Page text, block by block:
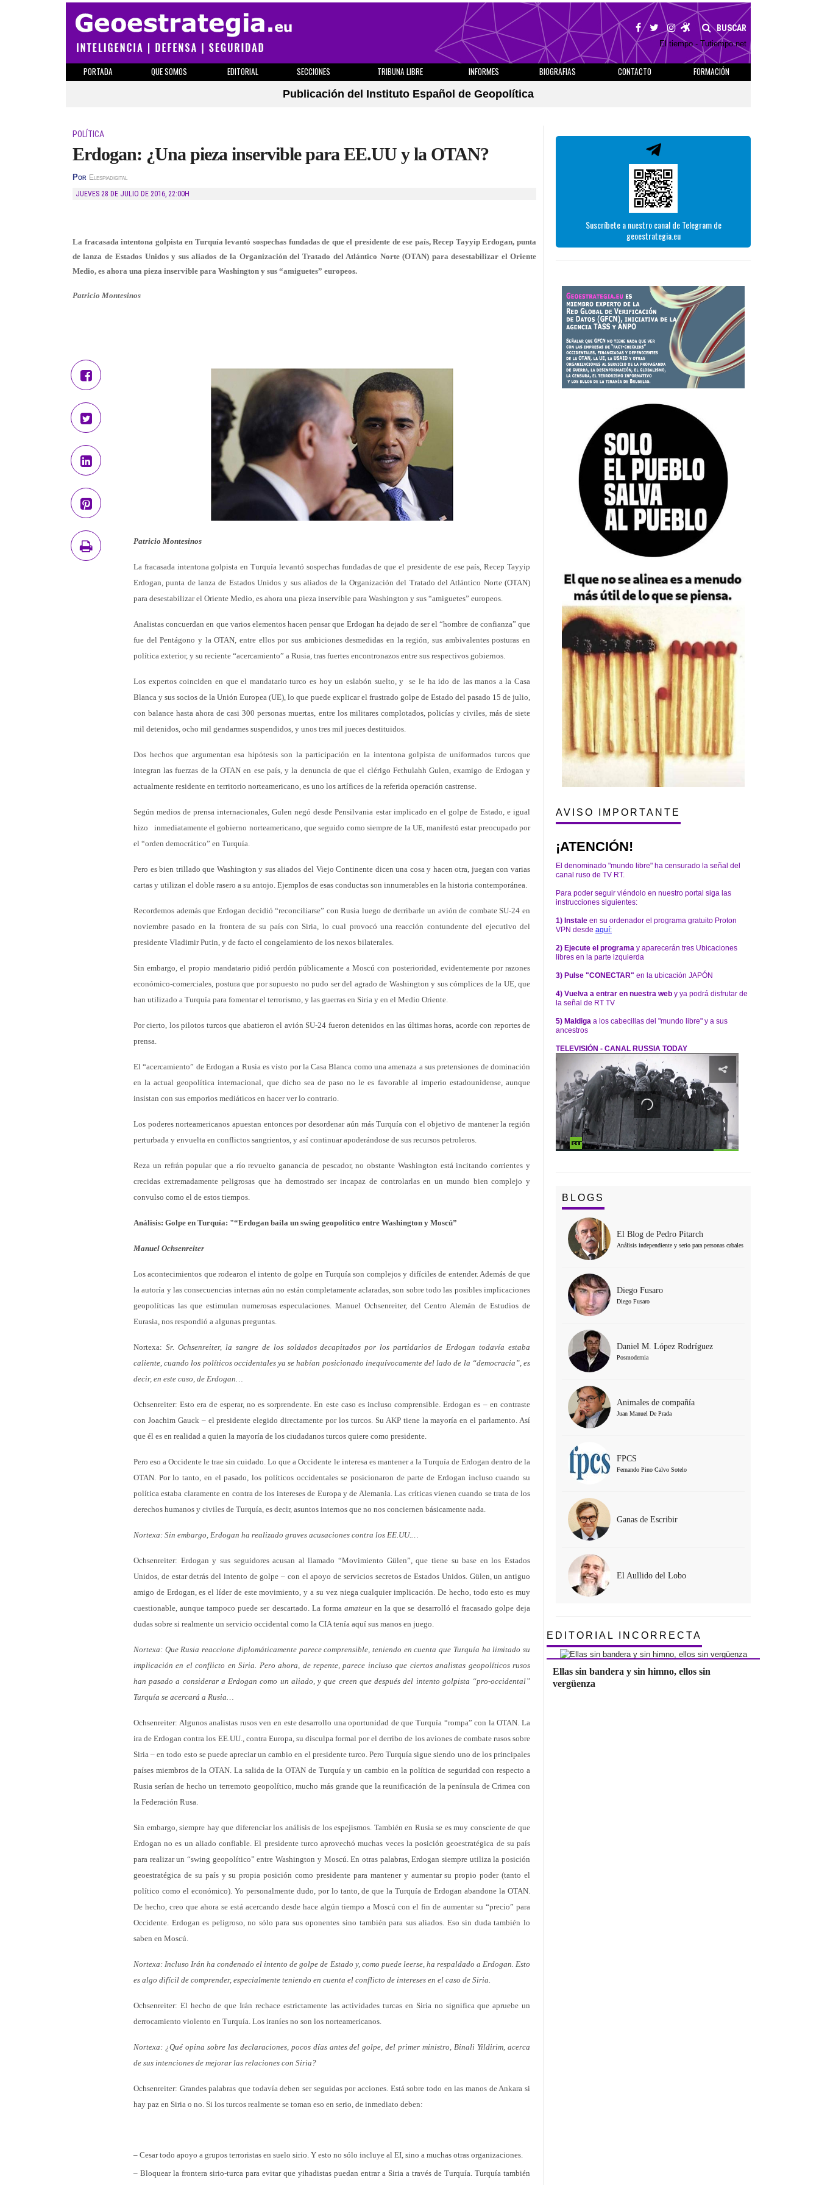
BUSCAR
El tiempo - Tutiempo.net
PORTADA QUE SOMOS EDITORIAL SECCIONES TRIBUNA LIBRE INFORMES BIOGRAFIAS CONTACTO
FORMACIÓN
Publicación del Instituto Español de Geopolítica
POLÍTICA
Erdogan: ¿Una pieza inservible para EE.UU y la OTAN?
Por Elespiadigital
JUEVES 28 DE JULIO DE 2016, 22:00H
La fracasada intentona golpista en Turquía levantó sospechas fundadas de que el presidente de ese país, Recep Tayyip Erdogan, punta
de lanza de Estados Unidos y sus aliados de la Organización del Tratado del Atlántico Norte (OTAN) para desestabilizar el Oriente
Medio, es ahora una pieza inservible para Washington y sus “amiguetes” europeos.
Patricio Montesinos
Patricio Montesinos
La fracasada intentona golpista en Turquía levantó sospechas fundadas de que el presidente de ese país, Recep Tayyip
Erdogan, punta de lanza de Estados Unidos y sus aliados de la Organización del Tratado del Atlántico Norte (OTAN)
para desestabilizar el Oriente Medio, es ahora una pieza inservible para Washington y sus “amiguetes” europeos.
Analistas concuerdan en que varios elementos hacen pensar que Erdogan ha dejado de ser el “hombre de confianza” que
fue del Pentágono y la OTAN, entre ellos por sus ambiciones desmedidas en la región, sus ambivalentes posturas en
política exterior, y su reciente “acercamiento” a Rusia, tras fuertes encontronazos entre sus respectivos gobiernos.
Los expertos coinciden en que el mandatario turco es hoy un eslabón suelto, y se le ha ido de las manos a la Casa
Blanca y sus socios de la Unión Europea (UE), lo que puede explicar el frustrado golpe de Estado del pasado 15 de julio,
con balance hasta ahora de casi 300 personas muertas, entre los militares complotados, policías y civiles, más de siete
mil detenidos, ocho mil gendarmes suspendidos, y unos tres mil jueces destituidos.
Dos hechos que argumentan esa hipótesis son la participación en la intentona golpista de uniformados turcos que
integran las fuerzas de la OTAN en ese país, y la denuncia de que el clérigo Fethulahh Gulen, examigo de Erdogan y
actualmente residente en territorio norteamericano, es uno los artífices de la referida operación castrense.
Según medios de prensa internacionales, Gulen negó desde Pensilvania estar implicado en el golpe de Estado, e igual
hizo inmediatamente el gobierno norteamericano, que seguido como siempre de la UE, manifestó estar preocupado por
el “orden democrático” en Turquía.
Pero es bien trillado que Washington y sus aliados del Viejo Continente dicen una cosa y hacen otra, juegan con varias
cartas y utilizan el doble rasero a su antojo. Ejemplos de esas conductas son innumerables en la historia contemporánea.
Recordemos además que Erdogan decidió “reconciliarse” con Rusia luego de derribarle un avión de combate SU-24 en
noviembre pasado en la frontera de su país con Siria, lo cual provocó una reacción contundente del ejecutivo del
presidente Vladimir Putin, y de facto el congelamiento de los nexos bilaterales.
Sin embargo, el propio mandatario pidió perdón públicamente a Moscú con posterioridad, evidentemente por razones
económico-comerciales, postura que por supuesto no pudo ser del agrado de Washington y sus cómplices de la UE, que
han utilizado a Turquía para fomentar el terrorismo, y las guerras en Siria y en el Medio Oriente.
Por cierto, los pilotos turcos que abatieron el avión SU-24 fueron detenidos en las últimas horas, acorde con reportes de
prensa.
El “acercamiento” de Erdogan a Rusia es visto por la Casa Blanca como una amenaza a sus pretensiones de dominación
en la actual geopolítica internacional, que dicho sea de paso no le es favorable al imperio estadounidense, aunque
insistan con sus emporios mediáticos en hacer ver lo contrario.
Los poderes norteamericanos apuestan entonces por desordenar aún más Turquía con el objetivo de mantener la región
perturbada y envuelta en conflictos sangrientos, y así continuar apoderándose de sus recursos petroleros.
Reza un refrán popular que a río revuelto ganancia de pescador, no obstante Washington está incitando corrientes y
crecidas extremadamente peligrosas que ha demostrado ser incapaz de controlarlas en un mundo bien complejo y
convulso como el de estos tiempos.
Análisis: Golpe en Turquía: "“Erdogan baila un swing geopolítico entre Washington y Moscú”
Manuel Ochsenreiter
Los acontecimientos que rodearon el intento de golpe en Turquía son complejos y difíciles de entender. Además de que
la autoría y las consecuencias internas aún no están completamente aclaradas, son sobre todo las posibles implicaciones
geopolíticas las que estimulan numerosas especulaciones. Manuel Ochsenreiter, del Centro Alemán de Estudios de
Eurasia, nos respondió a algunas preguntas.
Nortexa: Sr. Ochsenreiter, la sangre de los soldados decapitados por los partidarios de Erdogan todavía estaba
caliente, cuando los políticos occidentales ya se habían posicionado inequívocamente del lado de la “democracia”, es
decir, en este caso, de Erdogan…
Ochsenreiter: Esto era de esperar, no es sorprendente. En este caso es incluso comprensible. Erdogan es – en contraste
con Joachim Gauck – el presidente elegido directamente por los turcos. Su AKP tiene la mayoría en el parlamento. Así
que él es en realidad a quien la mayoría de los ciudadanos turcos quiere como presidente.
Pero eso a Occidente le trae sin cuidado. Lo que a Occidente le interesa es mantener a la Turquía de Erdogan dentro de la
OTAN. Por lo tanto, en el pasado, los políticos occidentales se posicionaron de parte de Erdogan incluso cuando su
política estaba claramente en contra de los intereses de Europa y de Alemania. Las críticas vienen cuando se trata de los
derechos humanos y civiles de Turquía, es decir, asuntos internos que no nos conciernen básicamente nada.
Nortexa: Sin embargo, Erdogan ha realizado graves acusaciones contra los EE.UU.…
Ochsenreiter: Erdogan y sus seguidores acusan al llamado “Movimiento Gülen”, que tiene su base en los Estados
Unidos, de estar detrás del intento de golpe – con el apoyo de servicios secretos de Estados Unidos. Gülen, un antiguo
amigo de Erdogan, es el líder de este movimiento, y a su vez niega cualquier implicación. De hecho, todo esto es muy
cuestionable, aunque tampoco puede ser descartado. La forma amateuren la que se desarrolló el fracasado golpe deja
dudas sobre si realmente un servicio occidental como la CIA tenía aquí sus manos en juego.
Nortexa: Que Rusia reaccione diplomáticamente parece comprensible, teniendo en cuenta que Turquía ha limitado su
implicación en el conflicto en Siria. Pero ahora, de repente, parece incluso que ciertos analistas geopolíticos rusos
han pasado a considerar a Erdogan como un aliado, y que creen que después del intento golpista “pro-occidental”
Turquía se acercará a Rusia…
Ochsenreiter: Algunos analistas rusos ven en este desarrollo una oportunidad de que Turquía “rompa” con la OTAN. La
ira de Erdogan contra los EE.UU., contra Europa, su disculpa formal por el derribo de los aviones de combate rusos sobre
Siria – en todo esto se puede apreciar un cambio en el presidente turco. Pero Turquía sigue siendo uno de los principales
países miembros de la OTAN. La salida de la OTAN de Turquía y un cambio en la política de seguridad con respecto a
Rusia serían de hecho un terremoto geopolítico, mucho más grande que la reunificación de la península de Crimea con
la Federación Rusa.
Sin embargo, siempre hay que diferenciar los análisis de los espejismos. También en Rusia se es muy consciente de que
Erdogan no es un aliado confiable. El presidente turco aprovechó muchas veces la posición geoestratégica de su país
para realizar un “swing geopolítico” entre Washington y Moscú. En otras palabras, Erdogan siempre utiliza la posición
geoestratégica de su país y su propia posición como presidente para mantener y aumentar su propio poder (tanto el
político como el económico). Yo personalmente dudo, por lo tanto, de que la Turquía de Erdogan abandone la OTAN.
De hecho, creo que ahora se está acercando desde hace algún tiempo a Moscú con el fin de aumentar su “precio” para
Occidente. Erdogan es peligroso, no sólo para sus oponentes sino también para sus aliados. Eso sin duda también lo
saben en Moscú.
Nortexa: Incluso Irán ha condenado el intento de golpe de Estado y, como puede leerse, ha respaldado a Erdogan. Esto
es algo difícil de comprender, especialmente teniendo en cuenta el conflicto de intereses en el caso de Siria.
Ochsenreiter: El hecho de que Irán rechace estrictamente las actividades turcas en Siria no significa que apruebe un
derrocamiento violento en Turquía. Los iraníes no son los norteamericanos.
Nortexa: ¿Qué opina sobre las declaraciones, pocos días antes del golpe, del primer ministro, Binali Yildirim, acerca
de sus intenciones de mejorar las relaciones con Siria?
Ochsenreiter: Grandes palabras que todavía deben ser seguidas por acciones. Está sobre todo en las manos de Ankara si
hay paz en Siria o no. Si los turcos realmente se toman eso en serio, de inmediato deben:
– Cesar todo apoyo a grupos terroristas en suelo sirio. Y esto no sólo incluye al EI, sino a muchas otras organizaciones.
– Bloquear la frontera sirio-turca para evitar que yihadistas puedan entrar a Siria a través de Turquía. Turquía también
Suscríbete a nuestro canal de Telegram de
geoestrategia.eu
AVISO IMPORTANTE
¡ATENCIÓN!
El denominado "mundo libre" ha censurado la señal del
canal ruso de TV RT.
Para poder seguir viéndolo en nuestro portal siga las
instrucciones siguientes:
1) Instale en su ordenador el programa gratuito Proton
VPN desde aquí:
2) Ejecute el programa y aparecerán tres Ubicaciones
libres en la parte izquierda
3) Pulse "CONECTAR" en la ubicación JAPÓN
4) Vuelva a entrar en nuestra web y ya podrá disfrutar de
la señal de RT TV
5) Maldiga a los cabecillas del "mundo libre" y a sus
ancestros
TELEVISIÓN - CANAL RUSSIA TODAY
BLOGS
El Blog de Pedro Pitarch
Análisis independiente y serio para personas cabales
Diego Fusaro
Diego Fusaro
Daniel M. López Rodríguez
Posmodernia
Animales de compañía
Juan Manuel De Prada
FPCS
Fernando Pino Calvo Sotelo
Ganas de Escribir
El Aullido del Lobo
EDITORIAL INCORRECTA
Ellas sin bandera y sin himno, ellos sin
vergüenza